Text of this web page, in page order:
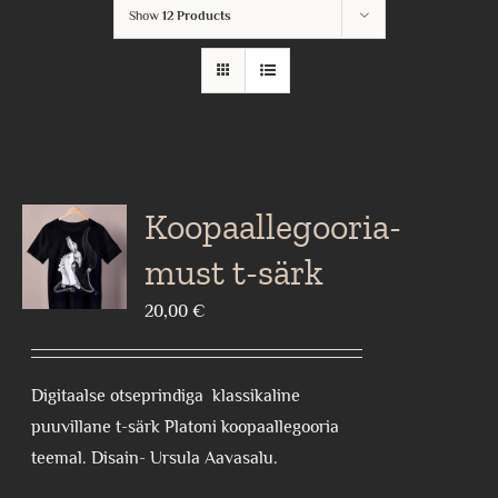
Show 12 Products
Koopaallegooria-
must t-särk
20,00€
Digitaalse otseprindiga klassikaline
puuvillane t-särk Platoni koopaallegooria
teemal. Disain- Ursula Aavasalu.